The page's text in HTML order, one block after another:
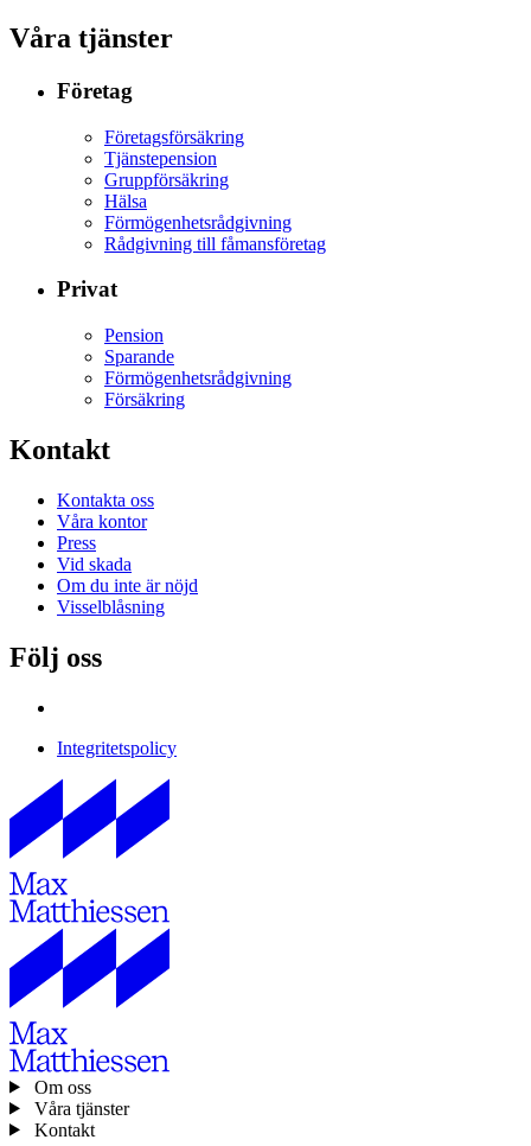
Våra tjänster
Företag
Företagsförsäkring
Tjänstepension
Gruppförsäkring
Hälsa
Förmögenhetsrådgivning
Rådgivning till fåmansföretag
Privat
Pension
Sparande
Förmögenhetsrådgivning
Försäkring
Kontakt
Kontakta oss
Våra kontor
Press
Vid skada
Om du inte är nöjd
Visselblåsning
Följ oss
Integritetspolicy
Om oss
Våra tjänster
Kontakt